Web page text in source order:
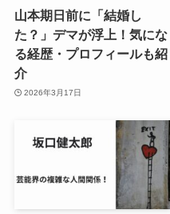
山本期日前に「結婚し
た？」デマが浮上！気にな
る経歴・プロフィールも紹
介
2026年3月17日